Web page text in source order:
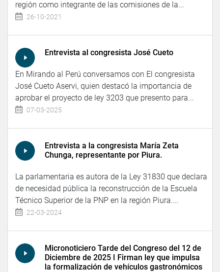
región como integrante de las comisiones de la...
26-10-2021
Entrevista al congresista José Cueto
En Mirando al Perú conversamos con El congresista
José Cueto Aservi, quien destacó la importancia de
aprobar el proyecto de ley 3203 que presento para...
07-03-2025
Entrevista a la congresista María Zeta
Chunga, representante por Piura.
La parlamentaria es autora de la Ley 31830 que declara
de necesidad pública la reconstrucción de la Escuela
Técnico Superior de la PNP en la región Piura....
22-03-2024
Micronoticiero Tarde del Congreso del 12 de
Diciembre de 2025 I Firman ley que impulsa
la formalización de vehículos gastronómicos